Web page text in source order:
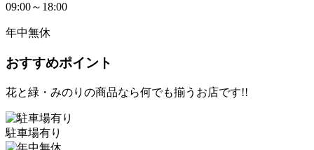
09:00～18:00
年中無休
おすすめポイント
花と緑・みのりの商品なら何でも揃うお店です!!
駐車場有り